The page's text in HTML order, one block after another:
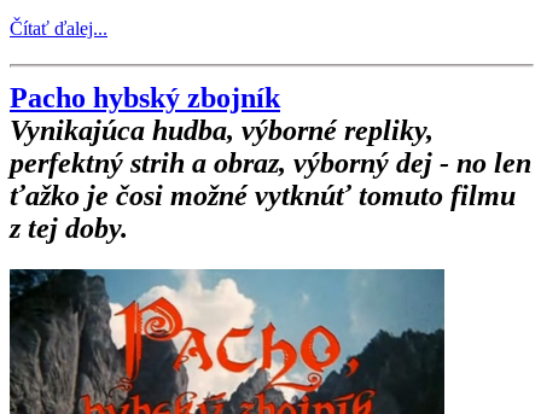
Čítať ďalej...
Pacho hybský zbojník
Vynikajúca hudba, výborné repliky,
perfektný strih a obraz, výborný dej - no len
ťažko je čosi možné vytknúť tomuto filmu
z tej doby.